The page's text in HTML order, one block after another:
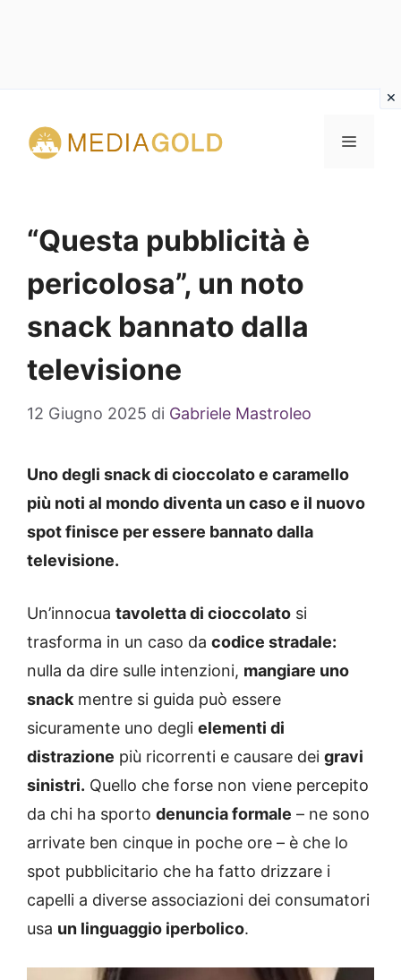
contenuto
MENU
“Questa pubblicità è
pericolosa”, un noto
snack bannato dalla
televisione
12 Giugno 2025 di Gabriele Mastroleo
Uno degli snack di cioccolato e caramello
più noti al mondo diventa un caso e il nuovo
spot finisce per essere bannato dalla
televisione.
Un’innocua tavoletta di cioccolato si
trasforma in un caso da codice stradale:
nulla da dire sulle intenzioni, mangiare uno
snackmentre si guida può essere
sicuramente uno degli elementi di
distrazione più ricorrenti e causare dei gravi
sinistri. Quello che forse non viene percepito
da chi ha sporto denuncia formale – ne sono
arrivate ben cinque in poche ore – è che lo
spot pubblicitario che ha fatto drizzare i
capelli a diverse associazioni dei consumatori
usa un linguaggio iperbolico.